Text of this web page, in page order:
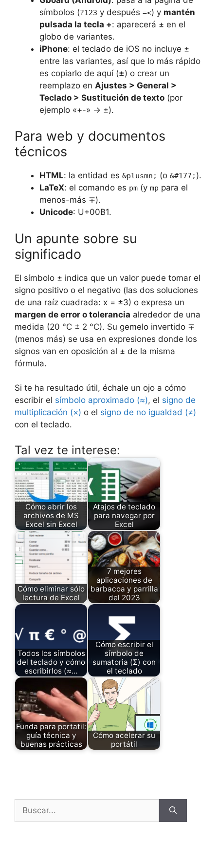
símbolos (?123 y después =<) y mantén
pulsada la tecla +: aparecerá ± en el
globo de variantes.
iPhone: el teclado de iOS no incluye ±
entre las variantes, así que lo más rápido
es copiarlo de aquí (±) o crear un
reemplazo en Ajustes > General >
Teclado > Sustitución de texto (por
ejemplo «+-» → ±).
Para web y documentos
técnicos
HTML: la entidad es &plusmn; (o &#177; ).
LaTeX: el comando es pm (y mp para el
menos-más ∓).
Unicode: U+00B1.
Un apunte sobre su
significado
El símbolo ± indica que un valor puede tomar el
signo positivo o el negativo (las dos soluciones
de una raíz cuadrada: x = ±3) o expresa un
margen de error o tolerancia alrededor de una
medida (20 °C ± 2 °C). Su gemelo invertido ∓
(menos más) se usa en expresiones donde los
signos van en oposición al ± de la misma
fórmula.
Si te ha resultado útil, échale un ojo a cómo
escribir el símbolo aproximado (≈), el signo de
multiplicación (×) o el signo de no igualdad (≠)
con el teclado.
Tal vez te interese:
Cómo abrir los
archivos de MS
Excel sin Excel
Atajos de teclado
para navegar por
Excel
Cómo eliminar sólo
lectura de Excel
7 mejores
aplicaciones de
barbacoa y parrilla
del 2023
Todos los símbolos
del teclado y cómo
escribirlos (≈…
Cómo escribir el
símbolo de
sumatoria (Σ) con
el teclado
Funda para portatil:
guía técnica y
buenas prácticas
Cómo acelerar su
portátil